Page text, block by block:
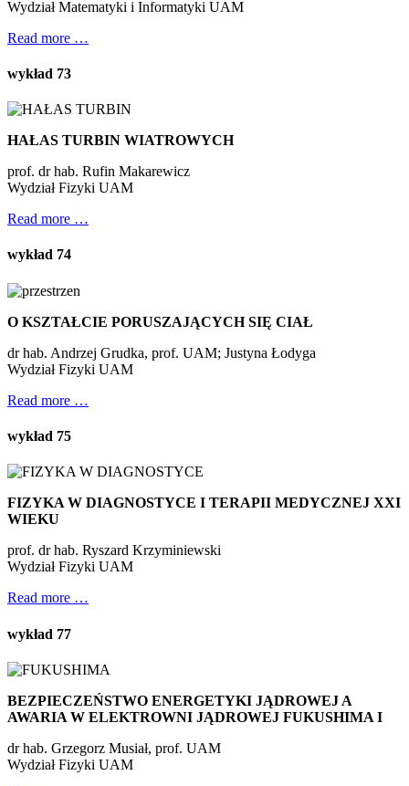
Wydział Matematyki i Informatyki UAM
Read more …
wykład 73
HAŁAS TURBIN WIATROWYCH
prof. dr hab. Rufin Makarewicz
Wydział Fizyki UAM
Read more …
wykład 74
O KSZTAŁCIE PORUSZAJĄCYCH SIĘ CIAŁ
dr hab. Andrzej Grudka, prof. UAM; Justyna Łodyga
Wydział Fizyki UAM
Read more …
wykład 75
FIZYKA W DIAGNOSTYCE I TERAPII MEDYCZNEJ XXI
WIEKU
prof. dr hab. Ryszard Krzyminiewski
Wydział Fizyki UAM
Read more …
wykład 77
BEZPIECZEŃSTWO ENERGETYKI JĄDROWEJ A
AWARIA W ELEKTROWNI JĄDROWEJ FUKUSHIMA I
dr hab. Grzegorz Musiał, prof. UAM
Wydział Fizyki UAM